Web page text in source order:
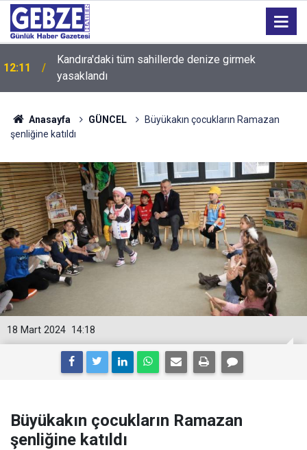
12:11
Kandıra'daki tüm sahillerde denize girmek
yasaklandı
Anasayfa GÜNCEL
Büyükakın çocukların Ramazan
şenliğine katıldı
14:18
18 Mart 2024
Büyükakın çocukların Ramazan
şenliğine katıldı